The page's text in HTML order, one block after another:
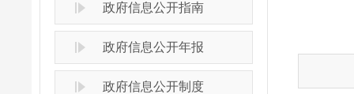
政府信息公开指南
政府信息公开年报
政府信息公开制度